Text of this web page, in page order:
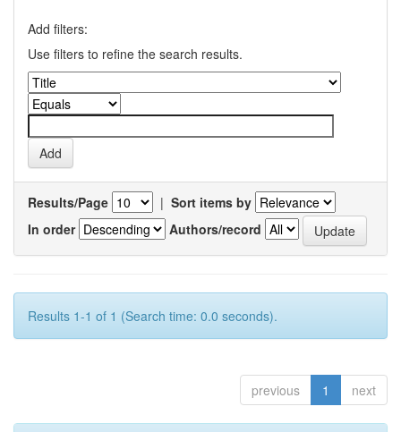
Add filters:
Use filters to refine the search results.
Results/Page | Sort items by
In order
Authors/record
Results 1-1 of 1 (Search time: 0.0 seconds).
previous 1 next